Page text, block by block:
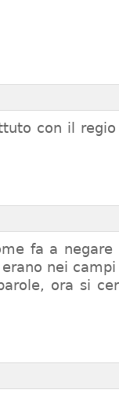
con il
fa a
nei campi
ora si